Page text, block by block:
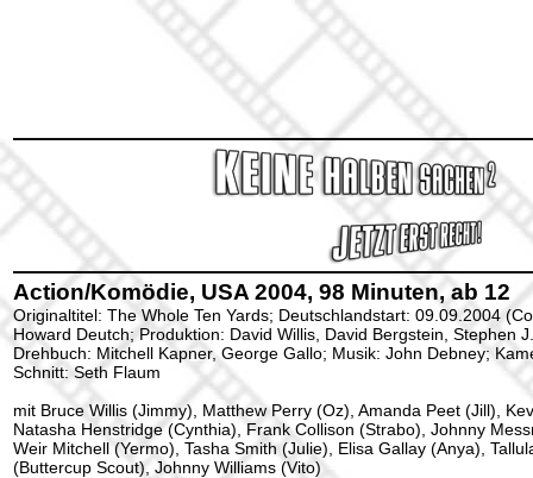
Action/Komödie, USA 2004, 98 Minuten, ab 12
Originaltitel: The Whole Ten Yards; Deutschlandstart: 09.09.2004
Howard Deutch; Produktion: David Willis, David Bergstein, Stephen
Drehbuch: Mitchell Kapner, George Gallo; Musik: John Debney;
Schnitt: Seth Flaum
mit Bruce Willis (Jimmy), Matthew Perry (Oz), Amanda Peet (Jill),
Natasha Henstridge (Cynthia), Frank Collison (Strabo), Johnny
Weir Mitchell (Yermo), Tasha Smith (Julie), Elisa Gallay (Anya),
(Buttercup Scout), Johnny Williams (Vito)